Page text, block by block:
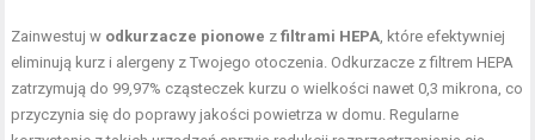
Zainwestuj w odkurzacze pionowe zfiltrami HEPA, które efektywniej
eliminują kurz i alergeny z Twojego otoczenia. Odkurzacze z filtrem HEPA
zatrzymują do 99,97% cząsteczek kurzu o wielkości nawet 0,3 mikrona, co
przyczynia się do poprawy jakości powietrza w domu. Regularne